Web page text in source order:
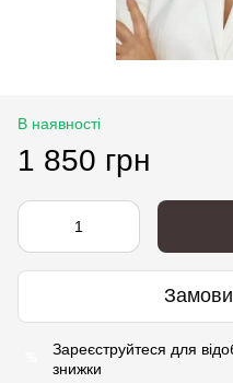
В наявності
1 850 грн
Зареєструйтеся для
знижки